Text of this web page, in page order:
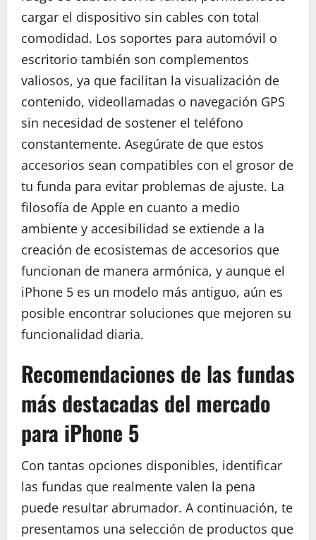
cargar el dispositivo sin cables con total
comodidad. Los soportes para automóvil o
escritorio también son complementos
valiosos, ya que facilitan la visualización de
contenido, videollamadas o navegación GPS
sin necesidad de sostener el teléfono
constantemente. Asegúrate de que estos
accesorios sean compatibles con el grosor de
tu funda para evitar problemas de ajuste. La
filosofía de Apple en cuanto a medio
ambiente y accesibilidad se extiende a la
creación de ecosistemas de accesorios que
funcionan de manera armónica, y aunque el
iPhone 5 es un modelo más antiguo, aún es
posible encontrar soluciones que mejoren su
funcionalidad diaria.
Recomendaciones de las fundas
más destacadas del mercado
para iPhone 5
Con tantas opciones disponibles, identificar
las fundas que realmente valen la pena
puede resultar abrumador. A continuación, te
presentamos una selección de productos que